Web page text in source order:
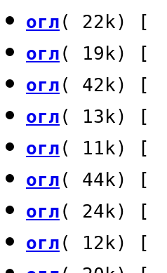
огл(
огл(
огл(
огл(
огл(
огл(
огл(
огл(